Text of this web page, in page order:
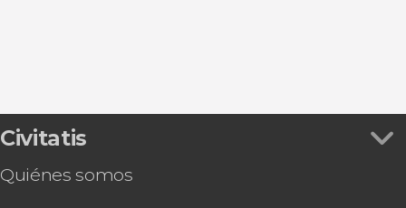
Civitatis
Quiénes somos